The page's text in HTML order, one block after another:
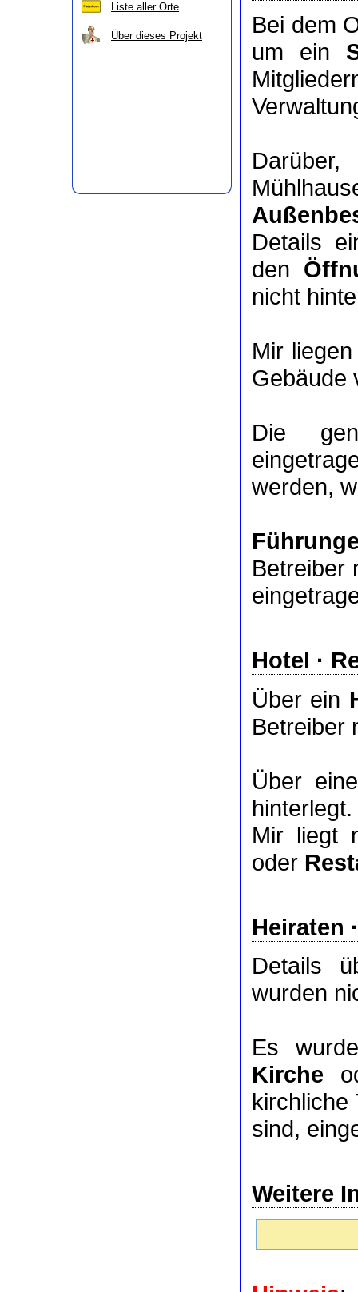
Liste aller Orte
Über dieses Projekt
Bei dem
um ein
Details
den
nicht
Mir
Gebäude
Die
werden,
Betreiber
Hotel ·
Über ein
Betreiber
Über
hinterlegt.
Mir liegt
oder
Heiraten
Details
wurden
Es
Kirche
kirchliche
sind,
Weitere